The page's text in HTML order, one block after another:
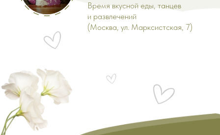
Время вкусной еды, танцев
и развлечений
(Москва, ул. Марксистская, 7)